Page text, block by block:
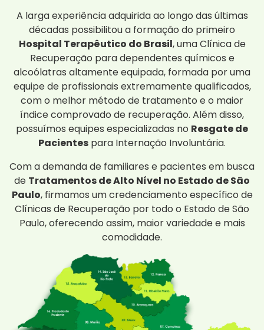
A larga experiência adquirida ao longo das últimas
décadas possibilitou a formação do primeiro
Hospital Terapêutico do Brasil, uma Clínica de
Recuperação para dependentes químicos e
alcoólatras altamente equipada, formada por uma
equipe de profissionais extremamente qualificados,
com o melhor método de tratamento e o maior
índice comprovado de recuperação. Além disso,
possuímos equipes especializadas no Resgate de
Pacientes para Internação Involuntária.
Com a demanda de familiares e pacientes em busca
de Tratamentos de Alto Nível no Estado de São
Paulo, firmamos um credenciamento específico de
Clínicas de Recuperação por todo o Estado de São
Paulo, oferecendo assim, maior variedade e mais
comodidade.